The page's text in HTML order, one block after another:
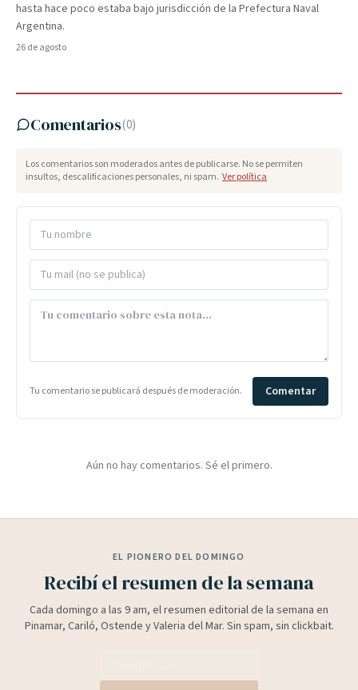
hasta hace poco estaba bajo jurisdicción de la Prefectura Naval
Argentina.
26 de agosto
Comentarios(0)
Los comentarios son moderados antes de publicarse. No se permiten
insultos, descalificaciones personales, ni spam. Ver política
Tu comentario se publicará después de moderación. Comentar
Aún no hay comentarios. Sé el primero.
EL PIONERO DEL DOMINGO
Recibí el resumen de la semana
Cada domingo a las 9 am, el resumen editorial de la semana en
Pinamar, Cariló, Ostende y Valeria del Mar. Sin spam, sin clickbait.